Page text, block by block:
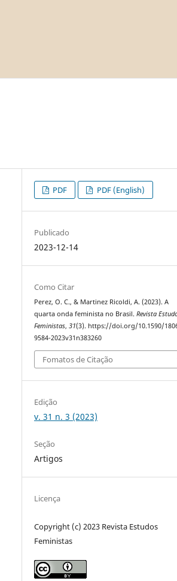
PDF PDF (English)
Publicado
2023-12-14
Como Citar
Perez, O. C., & Martinez Ricoldi, A. (2023). A
quarta onda feminista no Brasil.Revista
Feministas,31(3). https://doi.org/10.1590/
9584-2023v31n383260
Fomatos de Citação
Edição
v. 31 n. 3 (2023)
Seção
Artigos
Licença
Copyright (c) 2023 Revista Estudos
Feministas